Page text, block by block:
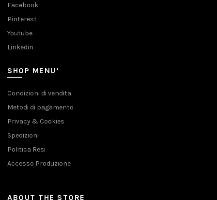
Facebook
Pinterest
Youtube
Linkedin
SHOP MENU’
Condizioni di vendita
Metodi di pagamento
Privacy & Cookies
Spedizioni
Politica Resi
Accesso Produzione
ABOUT THE STORE